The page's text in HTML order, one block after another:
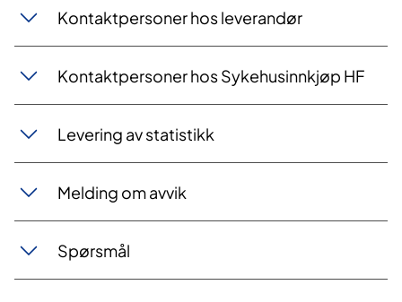
Kontaktpersoner hos leverandør
Kontaktpersoner hos Sykehusinnkjøp HF
Levering av statistikk
Melding om avvik
Spørsmål